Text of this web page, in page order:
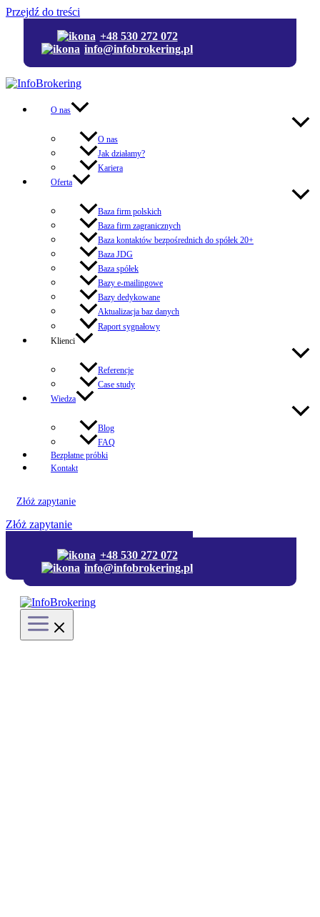
Przejdź do treści
+48 530 272 072
info@infobrokering.pl
O nas
O nas
Jak działamy?
Kariera
Oferta
Baza firm polskich
Baza firm zagranicznych
Baza kontaktów bezpośrednich do spółek 20+
Baza JDG
Baza spółek
Bazy e-mailingowe
Bazy dedykowane
Aktualizacja baz danych
Raport sygnałowy
Klienci
Referencje
Case study
Wiedza
Blog
FAQ
Bezpłatne próbki
Kontakt
Złóż zapytanie
Złóż zapytanie
+48 530 272 072
info@infobrokering.pl
+48 530 272 072
info@infobrokering.pl